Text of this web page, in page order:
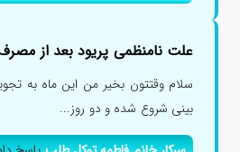
علت نامنظمی پریود بعد از
سلام وقتتون بخیر من این ماه به
بینی شروع شده و دو روز...